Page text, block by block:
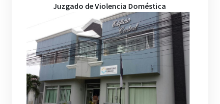
Juzgado de Violencia Doméstica